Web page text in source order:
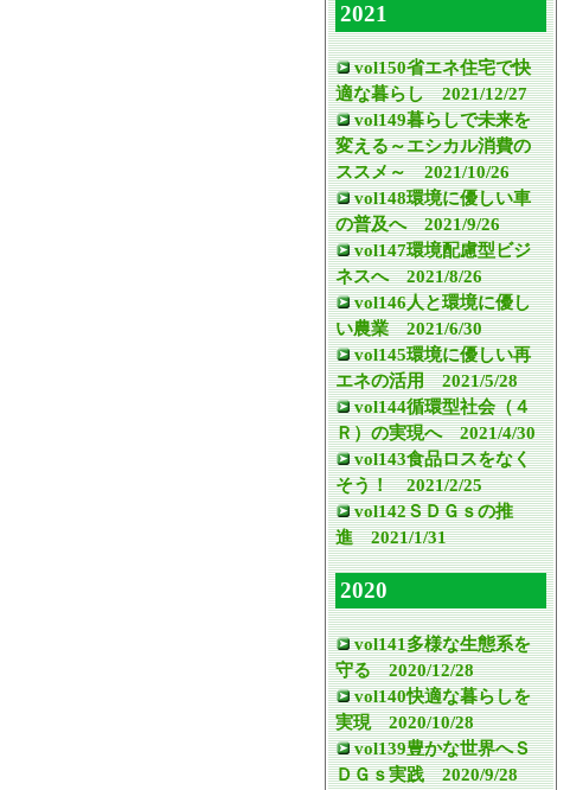
2021
vol150省エネ住宅で快
適な暮らし 2021/12/27
vol149暮らしで未来を
変える～エシカル消費の
ススメ～ 2021/10/26
vol148環境に優しい車
の普及へ 2021/9/26
vol147環境配慮型ビジ
ネスへ 2021/8/26
vol146人と環境に優し
い農業 2021/6/30
vol145環境に優しい再
エネの活用 2021/5/28
vol144循環型社会（４
Ｒ）の実現へ 2021/4/30
vol143食品ロスをなく
そう！ 2021/2/25
vol142ＳＤＧｓの推
進 2021/1/31
2020
vol141多様な生態系を
守る 2020/12/28
vol140快適な暮らしを
実現 2020/10/28
vol139豊かな世界へＳ
ＤＧｓ実践 2020/9/28